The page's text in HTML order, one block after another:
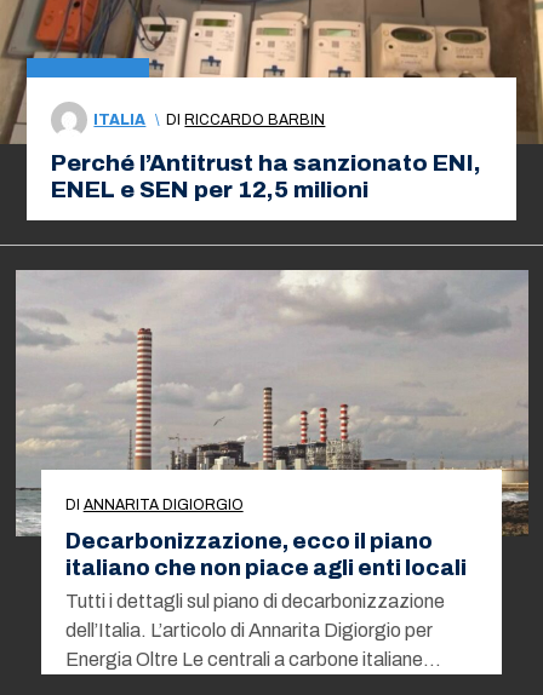
ITALIA \ DI RICCARDO BARBIN
Perché l’Antitrust ha sanzionato ENI,
ENEL e SEN per 12,5 milioni
DI ANNARITA DIGIORGIO
Decarbonizzazione, ecco il piano
italiano che non piace agli enti locali
Tutti i dettagli sul piano di decarbonizzazione
dell’Italia. L’articolo di Annarita Digiorgio per
Energia Oltre Le centrali a carbone italiane…